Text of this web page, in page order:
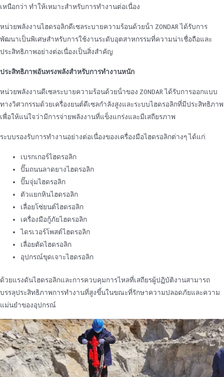
เหนือกว่า ทําให้เหมาะสําหรับการทํางานต่อเนื่อง
หน่วยพลังงานไฮดรอลิกดีเซลระบายความร้อนด้วยน้ํา ZONDAR ได้รับการ
พัฒนาเป็นพิเศษสําหรับการใช้งานระดับอุตสาหกรรมที่ความน่าเชื่อถือและ
ประสิทธิภาพอย่างต่อเนื่องเป็นสิ่งสําคัญ
ประสิทธิภาพอันทรงพลังสําหรับการทํางานหนัก
หน่วยพลังงานดีเซลระบายความร้อนด้วยน้ําของ ZONDAR ได้รับการออกแบบ
ทางวิศวกรรมด้วยเครื่องยนต์ดีเซลกําลังสูงและระบบไฮดรอลิกที่มีประสิทธิภาพ
เพื่อให้แน่ใจว่ามีการจ่ายพลังงานที่แข็งแกร่งและมีเสถียรภาพ
ระบบรองรับการทํางานอย่างต่อเนื่องของเครื่องมือไฮดรอลิกต่างๆ ได้แก่:
เบรกเกอร์ไฮดรอลิก
ปั๊มถนนลาดยางไฮดรอลิก
ปั๊มจุ่มไฮดรอลิก
ตัวแยกหินไฮดรอลิก
เลื่อยโซ่ยนต์ไฮดรอลิก
เครื่องมือกู้ภัยไฮดรอลิก
ไดรเวอร์โพสต์ไฮดรอลิก
เลื่อยตัดไฮดรอลิก
อุปกรณ์ขุดเจาะไฮดรอลิก
ด้วยแรงดันไฮดรอลิกและการควบคุมการไหลที่เสถียรผู้ปฏิบัติงานสามารถ
บรรลุประสิทธิภาพการทํางานที่สูงขึ้นในขณะที่รักษาความปลอดภัยและความ
แม่นยําของอุปกรณ์